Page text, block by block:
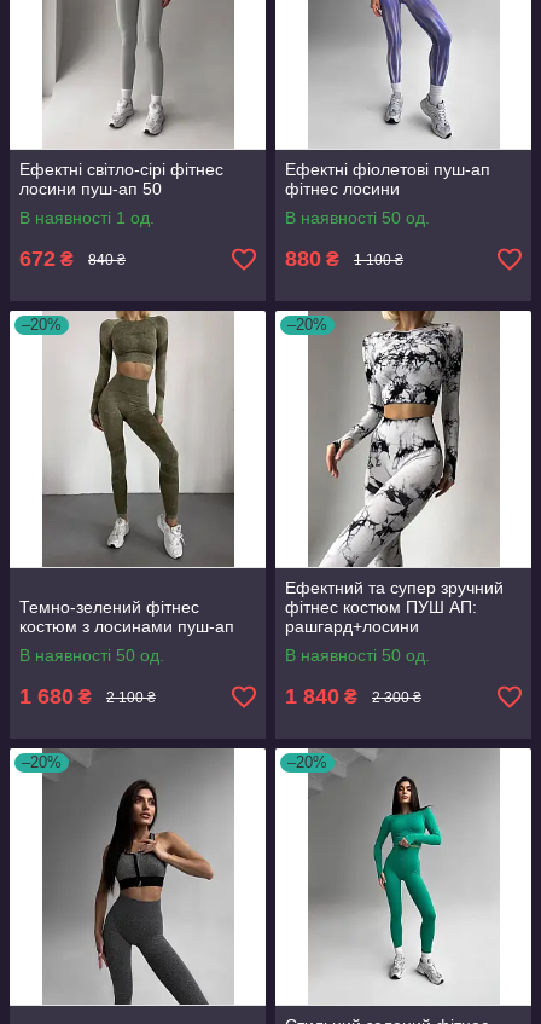
Ефектні світло-сірі фітнес
лосини пуш-ап 50
В наявності 1 од.
672 ₴ 840 ₴
Ефектні фіолетові пуш-ап
фітнес лосини
В наявності 50 од.
880 ₴ 1 100 ₴
–20%
Темно-зелений фітнес
костюм з лосинами пуш-ап
В наявності 50 од.
1 680 ₴ 2 100 ₴
–20%
Ефектний та супер зручний
фітнес костюм ПУШ АП:
рашгард+лосини
В наявності 50 од.
1 840 ₴ 2 300 ₴
–20% –20%